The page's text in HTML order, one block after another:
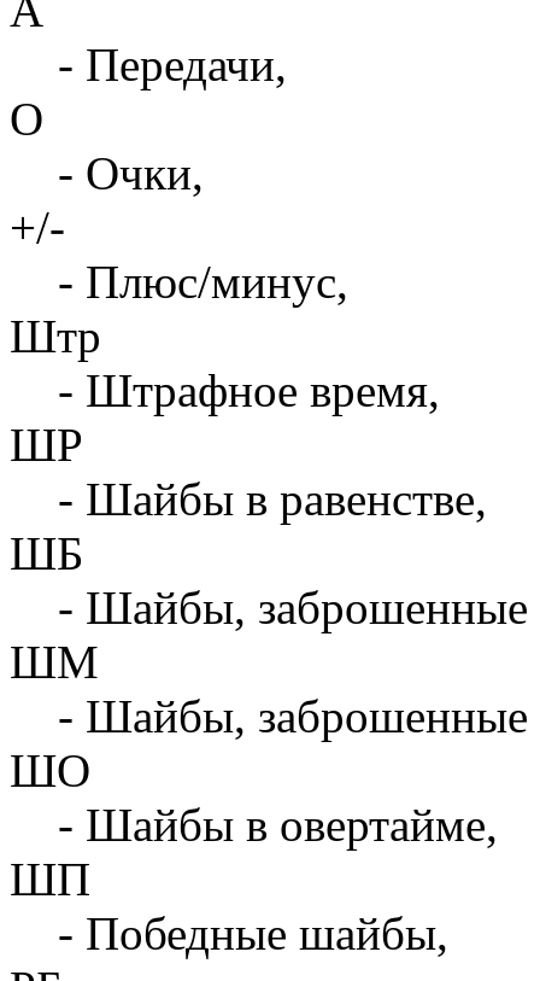
- Передачи,
О
- Очки,
+/-
- Плюс/минус,
Штр
- Штрафное время,
ШР
- Шайбы в равенстве,
ШБ
- Шайбы, заброшенные
ШМ
- Шайбы, заброшенные
ШО
- Шайбы в овертайме,
ШП
- Победные шайбы,